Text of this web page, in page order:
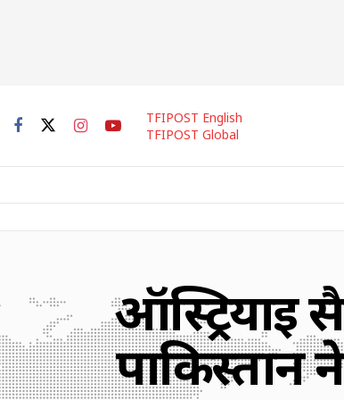
TFIPOST English
TFIPOST Global
ऑस्ट्रियाई
पाकिस्तान